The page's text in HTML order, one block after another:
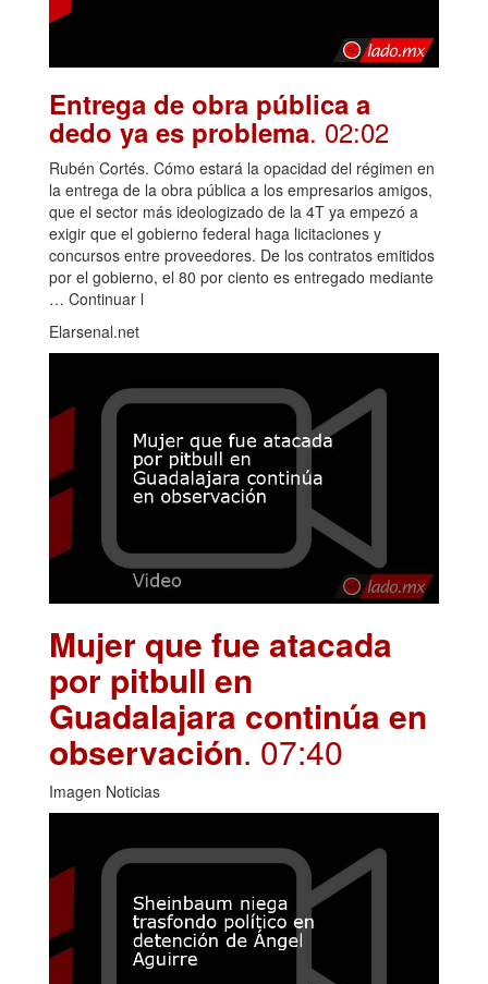
Entrega de obra pública a
dedo ya es problema. 02:02
Rubén Cortés. Cómo estará la opacidad del régimen en
la entrega de la obra pública a los empresarios amigos,
que el sector más ideologizado de la 4T ya empezó a
exigir que el gobierno federal haga licitaciones y
concursos entre proveedores. De los contratos emitidos
por el gobierno, el 80 por ciento es entregado mediante
… Continuar l
Elarsenal.net
Mujer que fue atacada
por pitbull en
Guadalajara continúa en
observación. 07:40
Imagen Noticias